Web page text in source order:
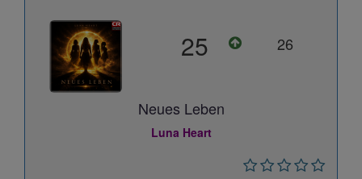
25 26
Neues Leben
Luna Heart